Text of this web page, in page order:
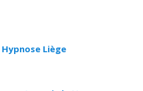
Hypnose Liège